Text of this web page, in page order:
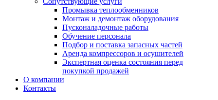
Промывка теплообменников
Монтаж и демонтаж оборудования
Пусконаладочные работы
Обучение персонала
Подбор и поставка запасных частей
Аренда компрессоров и осушителей
Экспертная оценка состояния перед
покупкой продажей
О компании
Контакты